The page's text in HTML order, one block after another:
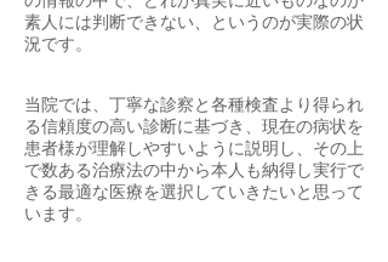
素人には判断できない、というのが実際の状
況です。
当院では、丁寧な診察と各種検査より得られ
る信頼度の高い診断に基づき、現在の病状を
患者様が理解しやすいように説明し、その上
で数ある治療法の中から本人も納得し実行で
きる最適な医療を選択していきたいと思って
います。